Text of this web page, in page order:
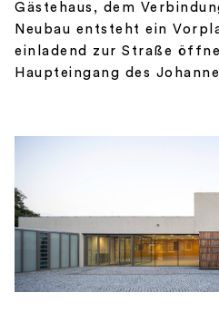
Gästehaus, dem
Neubau entsteht ein
einladend zur Straße
Haupteingang des